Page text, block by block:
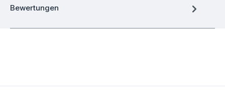
Bewertungen